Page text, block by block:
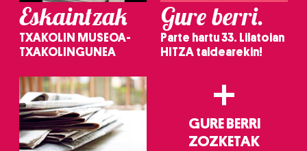
Eskaintzak
TXAKOLIN MUSEOA-
TXAKOLINGUNEA
Gure berri.
Parte hartu 33. Lilatoian
HITZA taldearekin!
+
GURE BERRI
ZOZKETAK